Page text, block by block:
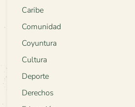
Caribe
Comunidad
Coyuntura
Cultura
Deporte
Derechos